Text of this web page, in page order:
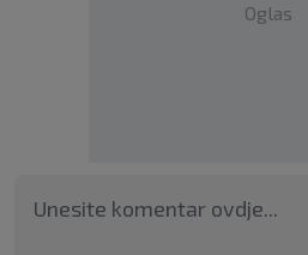
Oglas